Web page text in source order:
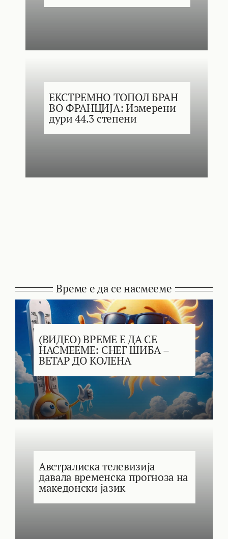
ЕКСТРЕМНО ТОПОЛ БРАН
ВО ФРАНЦИЈА: Измерени
дури 44.3 степени
Време е да се насмееме
(ВИДЕО) ВРЕМЕ Е ДА СЕ
НАСМЕЕМЕ: СНЕГ ШИБА –
ВЕТАР ДО КОЛЕНА
Австралиска телевизија
давала временска прогноза на
македонски јазик